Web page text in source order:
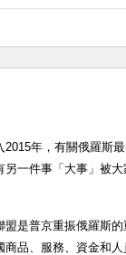
2015年，有關俄羅斯
另一件事「大事」被
盟是普京重振俄羅斯
商品、服務、資金和